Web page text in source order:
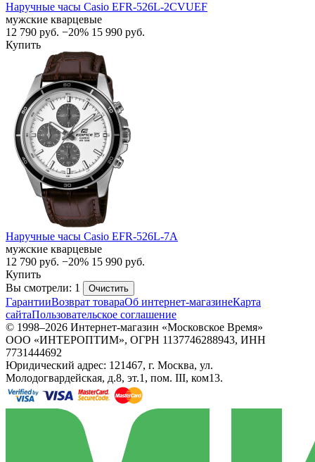
Наручные часы Casio EFR-526L-2CVUEF
мужские кварцевые
12 790 руб. −20% 15 990 руб.
Купить
Наручные часы Casio EFR-526L-7A
мужские кварцевые
12 790 руб. −20% 15 990 руб.
Купить
Вы смотрели: 1
Очистить
ГарантииВозврат товараОб интернет-магазинеКарта
сайтаПользовательское соглашение
© 1998–2026 Интернет-магазин «Московское Время»
ООО «ИНТЕРОПТИМ», ОГРН 1137746288943, ИНН
7731444692
Юридический адрес: 121467, г. Москва, ул.
Молодогвардейская, д.8, эт.1, пом. III, ком13.